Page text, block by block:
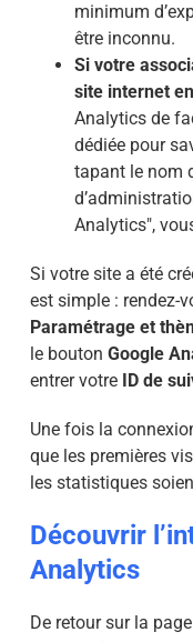
minimum
être inconnu.
Si votre
site internet
Analytics de
dédiée pour
tapant le nom
Analytics",
Si votre site a été
est simple : rendez-
Paramétrage et
le bouton Google
entrer votre ID de
Une fois la
que les premières
les statistiques
Découvrir
Analytics
De retour sur la